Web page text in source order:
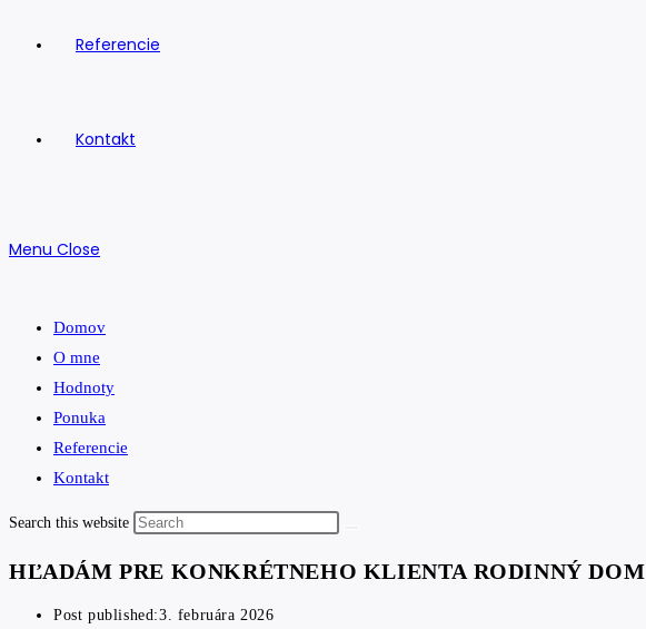
Referencie
Kontakt
Menu Close
Domov
O mne
Hodnoty
Ponuka
Referencie
Kontakt
Search this website
HĽADÁM PRE KONKRÉTNEHO KLIENTA RODINNÝ DOM
Post published:3. februára 2026